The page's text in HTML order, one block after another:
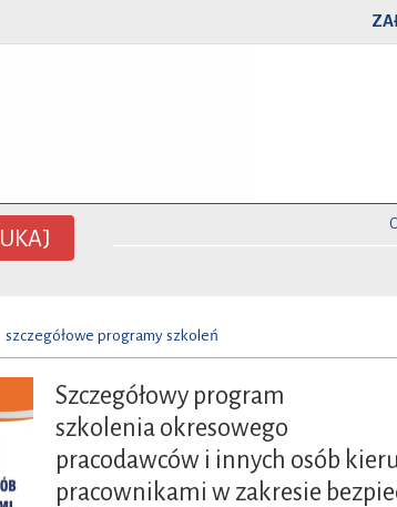
szczegółowe programy szkoleń
Szczegółowy program
szkolenia okresowego
pracodawców i innych osób
pracownikami w zakresie